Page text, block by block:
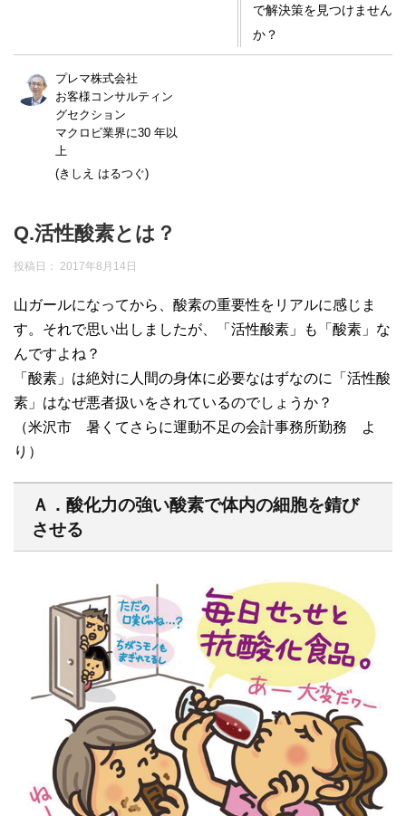
で解決策を見つけません
か？
プレマ株式会社
お客様コンサルティン
グセクション
マクロビ業界に30 年以
上
(きしえ はるつぐ)
Q.活性酸素とは？
投稿日： 2017年8月14日
山ガールになってから、酸素の重要性をリアルに感じま
す。それで思い出しましたが、「活性酸素」も「酸素」な
んですよね？
「酸素」は絶対に人間の身体に必要なはずなのに「活性酸
素」はなぜ悪者扱いをされているのでしょうか？
（米沢市 暑くてさらに運動不足の会計事務所勤務 よ
り）
Ａ．酸化力の強い酸素で体内の細胞を錆び
させる